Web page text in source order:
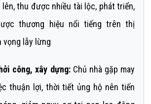
thu được nhiều tài lộc, phát triển,
thương hiệu nổi tiếng trên thị
vọng lẫy lừng
công, xây dựng: Chủ nhà gặp may
thuận lợi, thời tiết ủng hộ nên tiến